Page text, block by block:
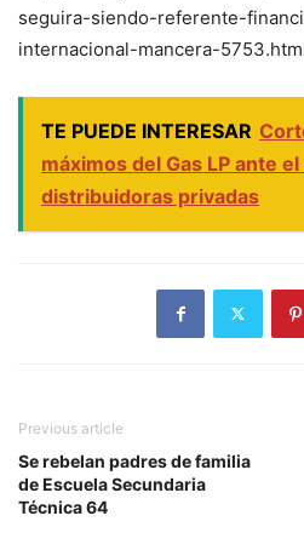
seguira-siendo-referente-
internacional-mancera-
TE PUEDE INTERESAR
máximos del Gas LP ante
distribuidoras privadas
Previous article
Se rebelan padres de familia
de Escuela Secundaria
Técnica 64